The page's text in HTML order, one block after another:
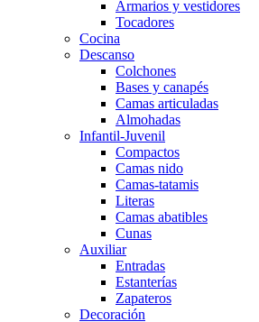
Armarios y vestidores
Tocadores
Cocina
Descanso
Colchones
Bases y canapés
Camas articuladas
Almohadas
Infantil-Juvenil
Compactos
Camas nido
Camas-tatamis
Literas
Camas abatibles
Cunas
Auxiliar
Entradas
Estanterías
Zapateros
Decoración